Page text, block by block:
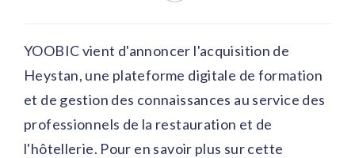
YOOBIC vient d'annoncer l'acquisition de
Heystan, une plateforme digitale de formation
et de gestion des connaissances au service des
professionnels de la restauration et de
l'hôtellerie. Pour en savoir plus sur cette